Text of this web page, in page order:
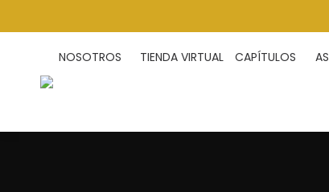
NOSOTROS TIENDA VIRTUAL CAPÍTULOS